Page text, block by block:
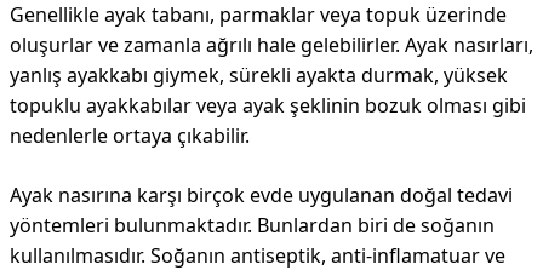
Genellikle ayak tabanı, parmaklar veya topuk üzerinde
oluşurlar ve zamanla ağrılı hale gelebilirler. Ayak nasırları,
yanlış ayakkabı giymek, sürekli ayakta durmak, yüksek
topuklu ayakkabılar veya ayak şeklinin bozuk olması gibi
nedenlerle ortaya çıkabilir.
Ayak nasırına karşı birçok evde uygulanan doğal tedavi
yöntemleri bulunmaktadır. Bunlardan biri de soğanın
kullanılmasıdır. Soğanın antiseptik, anti-inflamatuar ve